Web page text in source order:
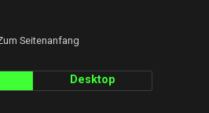
Seitenanfang
Desktop